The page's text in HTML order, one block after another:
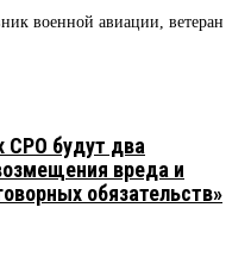
военной авиации, ветеран
СРО будут два
вреда и
обязательств»